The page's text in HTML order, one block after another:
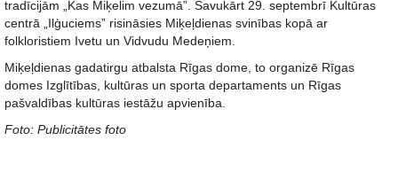
tradīcijām „Kas Miķelim vezumā”. Savukārt 29. septembrī Kultūras
centrā „Ilģuciems” risināsies Miķeļdienas svinības kopā ar
folkloristiem Ivetu un Vidvudu Medeņiem.
Miķeļdienas gadatirgu atbalsta Rīgas dome, to organizē Rīgas
domes Izglītības, kultūras un sporta departaments un Rīgas
pašvaldības kultūras iestāžu apvienība.
Foto: Publicitātes foto